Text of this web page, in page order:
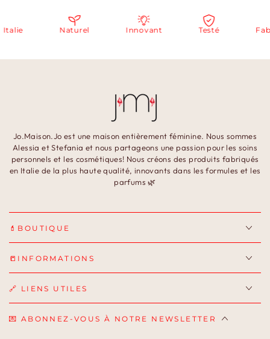
Naturel Innovant Testé
Jo.Maison.Jo est une maison entièrement féminine. Nous sommes
Alessia et Stefania et nous partageons une passion pour les soins
personnels et les cosmétiques! Nous créons des produits fabriqués
en Italie de la plus haute qualité, innovants dans les formules et les
parfums 🌿
💄BOUTIQUE
📒INFORMATIONS
🔗 LIENS UTILES
💌 ABONNEZ-VOUS À NOTRE NEWSLETTER